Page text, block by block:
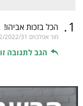
1
. הכל בזכות אביהו!
מור אפלבוים 2022/31
הגב לתגובה זו